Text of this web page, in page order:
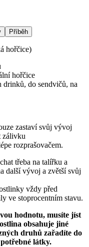
Příběh
hořčice)
hořčice
drinků, do sendvičů, na
zastaví svůj vývoj
zálivku
rozprašovačem.
třeba na talířku a
další vývoj a zvětší svůj
vždy před
ve stoprocentním stavu.
hodnotu, musíte jíst
obsahuje jiné
druhů zařadíte do
látky.